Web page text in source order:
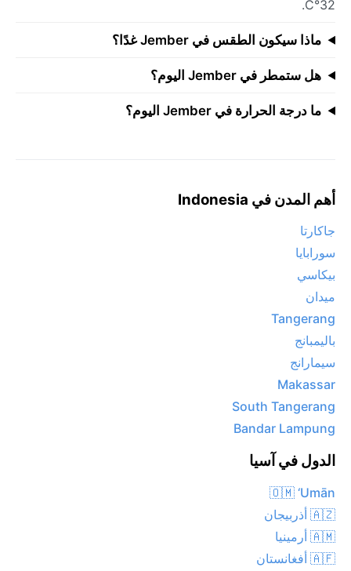
32°C.
ماذا سيكون الطقس في Jember غدًا؟
هل ستمطر في Jember اليوم؟
ما درجة الحرارة في Jember اليوم؟
أهم المدن في Indonesia
جاكارتا
سورابايا
بيكاسي
ميدان
Tangerang
باليمبانج
سيمارانج
Makassar
South Tangerang
Bandar Lampung
الدول في آسيا
🇴🇲 ‘Umān
🇦🇿 أذربيجان
🇦🇲 أرمينيا
🇦🇫 أفغانستان